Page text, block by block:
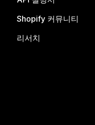
Shopify 커뮤니티
리서치